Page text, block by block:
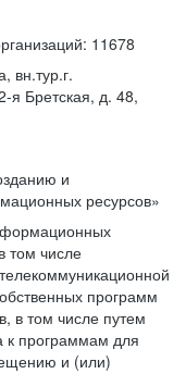
11678
вн.тур.г.
я Бретская, д. 48,
и
ресурсов»
том числе
программ
в том числе путем
к программам для
и (или)